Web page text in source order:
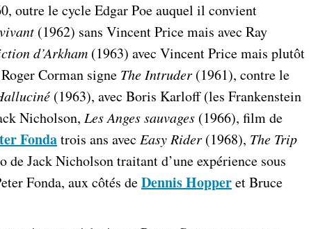
outre le cycle Edgar Poe auquel il convient
(1962) sans Vincent Price mais avec Ray
d’Arkham (1963) avec Vincent Price mais plutôt
Corman signe The Intruder (1961), contre le
(1963), avec Boris Karloff (les Frankenstein
Nicholson, Les Anges sauvages (1966), film de
Fondatrois ans avec Easy Rider (1968), The Trip
de Jack Nicholson traitant d’une expérience sous
Fonda, aux côtés deDennis Hopperet Bruce